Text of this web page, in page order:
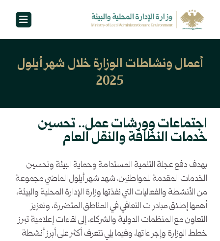
أعمال ونشاطات الوزارة خلال شهر أيلول
2025
اجتماعات وورشات عمل.. تحسين
خدمات النظافة والنقل العام
بهدف دفع عجلة التنمية المستدامة وحماية البيئة وتحسين
الخدمات المقدمة للمواطنين، شهد شهر أيلول الماضي مجموعة
من الأنشطة والفعاليات التي نفذتها وزارة الإدارة المحلية والبيئة،
أهمها إطلاق مبادرات التعافي في المناطق المتضررة، وتعزيز
التعاون مع المنظمات الدولية والشركاء، إلى لقاءات إعلامية تبرز
خطط الوزارة وإجراءاتها، وفيما يلي نتعرف أكثر على أبرز أنشطة